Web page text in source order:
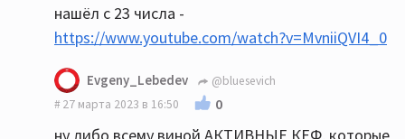
нашёл с 23 числа -
https://www.youtube.com/watch?v=MvniiQVI4_0
Evgeny_Lebedev
@bluesevich
27 марта 2023 в 16:50
0